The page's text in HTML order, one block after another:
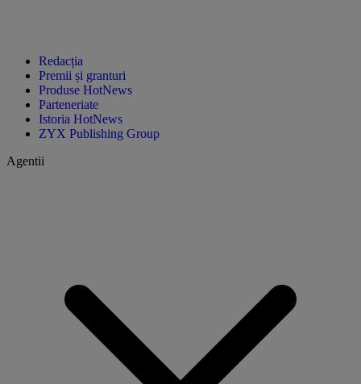
Redacția
Premii și granturi
Produse HotNews
Parteneriate
Istoria HotNews
ZYX Publishing Group
Agentii